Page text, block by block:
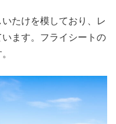
たけを模しており、レ
ます。フライシートの